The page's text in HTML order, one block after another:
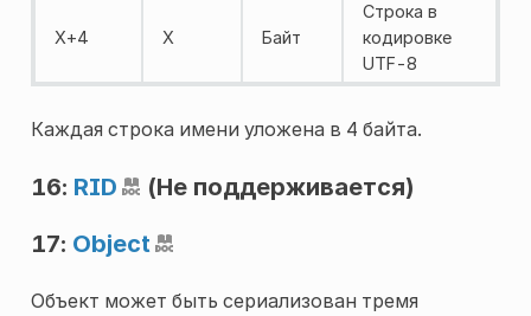
X+4 X Байт
Строка в
кодировке
UTF-8
Каждая строка имени уложена в 4 байта.
16: RID
(Не поддерживается)
17: Object
Объект может быть сериализован тремя